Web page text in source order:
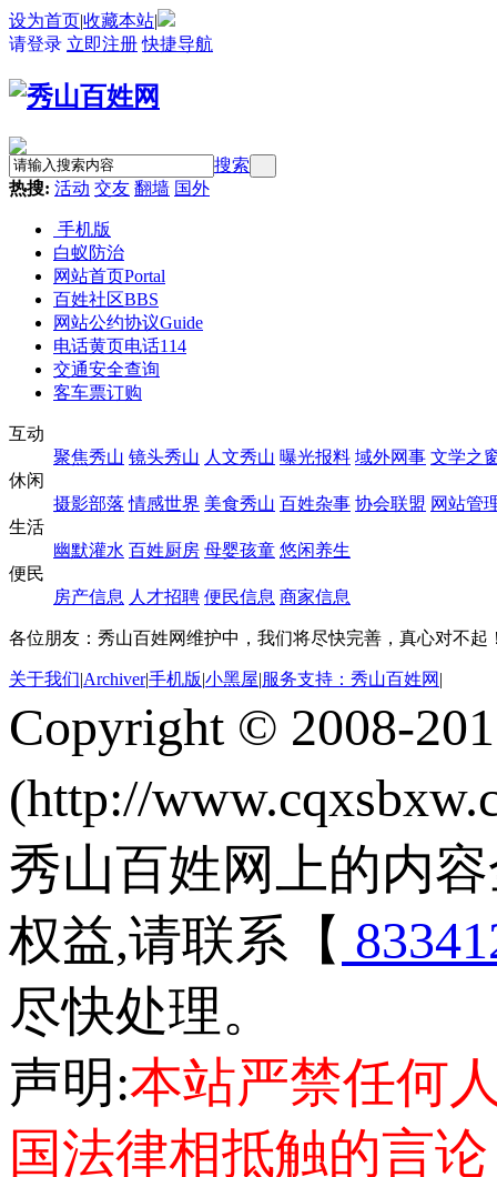
设为首页|收藏本站|
请登录 立即注册 快捷导航
搜索
热搜: 活动 交友 翻墙 国外
手机版
白蚁防治
网站首页Portal
百姓社区BBS
网站公约协议Guide
电话黄页电话114
交通安全查询
客车票订购
互动
聚焦秀山 镜头秀山 人文秀山 曝光报料 域外网事 文学之
休闲
摄影部落 情感世界 美食秀山 百姓杂事 协会联盟 网站管
生活
幽默灌水 百姓厨房 母婴孩童 悠闲养生
便民
房产信息 人才招聘 便民信息 商家信息
各位朋友：秀山百姓网维护中，我们将尽快完善，真心对不起
关于我们|Archiver|手机版|小黑屋|服务支持：秀山百姓网 |
Copyright © 2008-
(http://
秀山百姓网上的内
权益,请联系【
尽快处理。
声明:本站严禁任何
国法律相抵触的言